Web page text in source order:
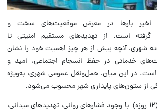
اخیر بارها در معرض موقعیت‌های سخت و
گرفته است. از تهدیدهای مستقیم امنیتی تا
شهری، آنچه بیش از هر چیز اهمیت خود را نشان
خدماتی در حفظ انسجام اجتماعی، امید و
در این میان، حمل‌ونقل عمومی شهری، به‌ویژه
یکی از ستون‌های پایداری شهر محسوب می‌شود.
در جریان جنگ غدیر (۱۲ روزه) با وجود فشارهای روانی، تهدیدهای میدانی،